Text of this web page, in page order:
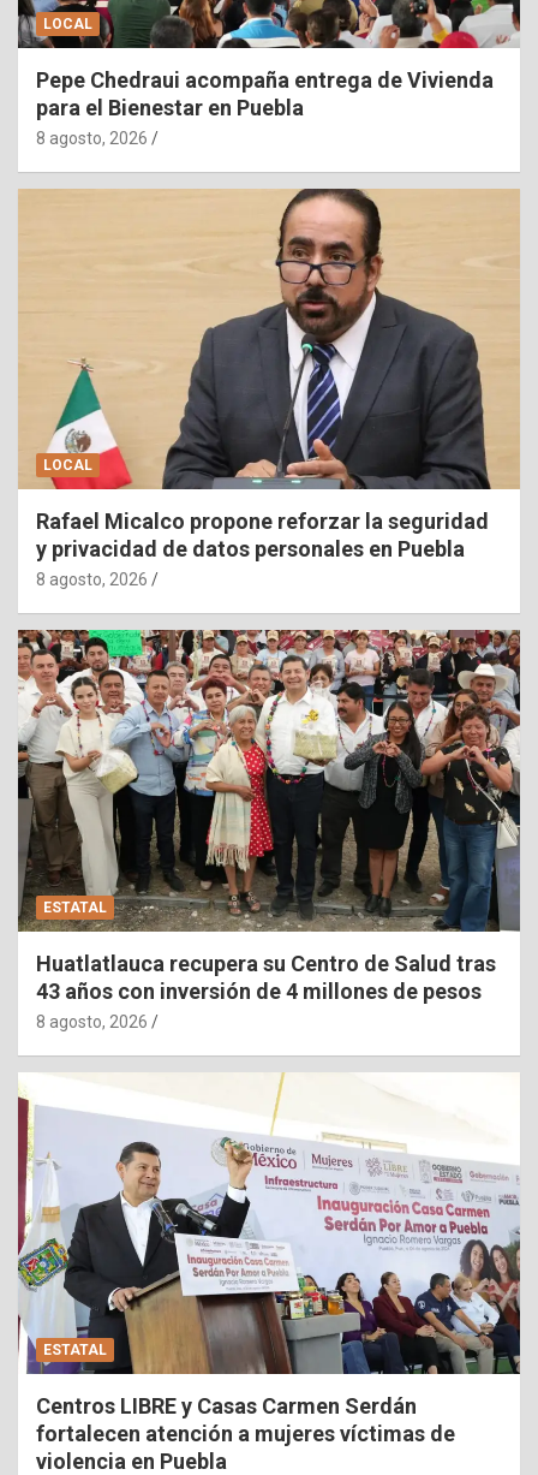
LOCAL
Pepe Chedraui acompaña entrega de Vivienda
para el Bienestar en Puebla
8 agosto, 2026
LOCAL
Rafael Micalco propone reforzar la seguridad
y privacidad de datos personales en Puebla
8 agosto, 2026
ESTATAL
Huatlatlauca recupera su Centro de Salud tras
43 años con inversión de 4 millones de pesos
8 agosto, 2026
ESTATAL
Centros LIBRE y Casas Carmen Serdán
fortalecen atención a mujeres víctimas de
violencia en Puebla